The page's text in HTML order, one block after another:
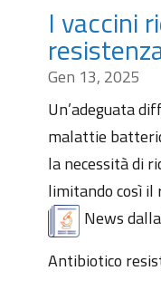
I vaccini
Gen 13, 2025
Un’adeguata
malattie
la necessità di
limitando così il
News
Antibiotico